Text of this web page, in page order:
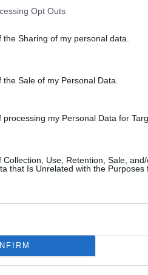
Opt Outs
Sharing of my personal data.
Sale of my Personal Data.
processing my Personal Data for
Collection, Use, Retention, Sale,
that Is Unrelated with the Purposes
τουΟλυμπιακού,
και προέβλεψε πόσα ακόμα
σε μια φανταστική
γι’ αυτόν. Δεν ξέρω
αλλά όπως τον βλέπω
και τον Ναβάρο”.
“Παίξαμε πολύ καλή
παιχνίδι. Η ομάδα
άμυνα, ενώ κάναμε και